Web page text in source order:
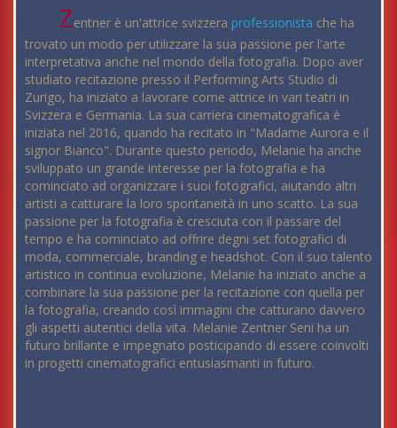
Zentner è un'attrice svizzera professionista che ha
trovato un modo per utilizzare la sua passione per l'arte
interpretativa anche nel mondo della fotografia. Dopo aver
studiato recitazione presso il Performing Arts Studio di
Zurigo, ha iniziato a lavorare come attrice in vari teatri in
Svizzera e Germania. La sua carriera cinematografica è
iniziata nel 2016, quando ha recitato in "Madame Aurora e il
signor Bianco". Durante questo periodo, Melanie ha anche
sviluppato un grande interesse per la fotografia e ha
cominciato ad organizzare i suoi fotografici, aiutando altri
artisti a catturare la loro spontaneità in uno scatto. La sua
passione per la fotografia è cresciuta con il passare del
tempo e ha cominciato ad offrire degni set fotografici di
moda, commerciale, branding e headshot. Con il suo talento
artistico in continua evoluzione, Melanie ha iniziato anche a
combinare la sua passione per la recitazione con quella per
la fotografia, creando così immagini che catturano davvero
gli aspetti autentici della vita. Melanie Zentner Seni ha un
futuro brillante e impegnato posticipando di essere coinvolti
in progetti cinematografici entusiasmanti in futuro.